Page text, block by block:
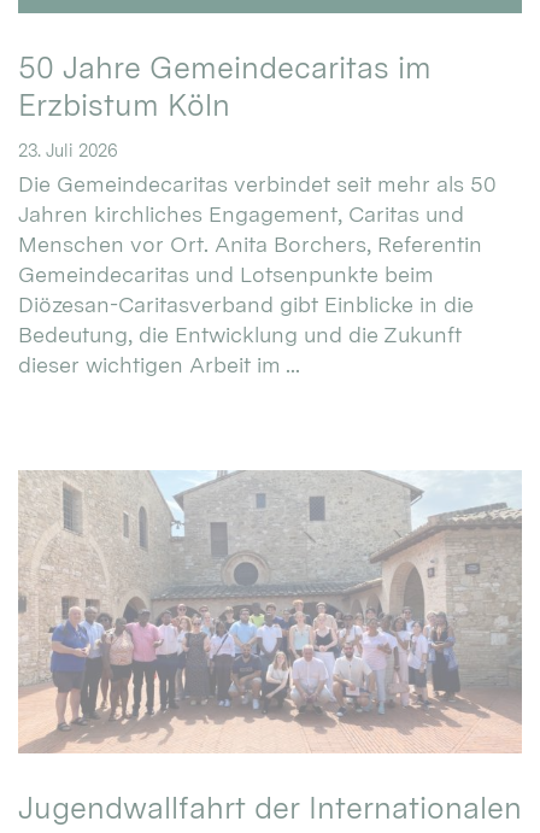
50 Jahre Gemeindecaritas im
Erzbistum Köln
23. Juli 2026
Die Gemeindecaritas verbindet seit mehr als 50
Jahren kirchliches Engagement, Caritas und
Menschen vor Ort. Anita Borchers, Referentin
Gemeindecaritas und Lotsenpunkte beim
Diözesan-Caritasverband gibt Einblicke in die
Bedeutung, die Entwicklung und die Zukunft
dieser wichtigen Arbeit im ...
Jugendwallfahrt der Internationalen